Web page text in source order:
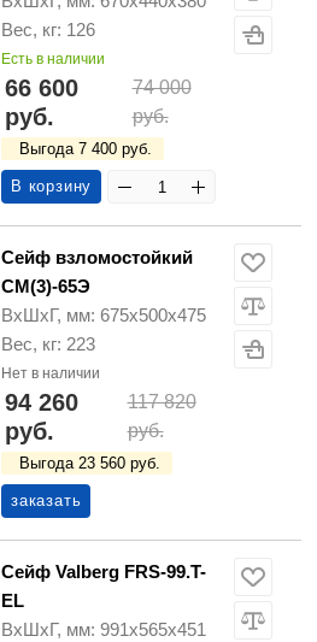
Вес, кг: 126
Есть в наличии
66 600
руб.
74 000
руб.
Выгода 7 400 руб.
В корзину
Сейф взломостойкий
СМ(3)-65Э
ВхШхГ, мм: 675х500х475
Вес, кг: 223
Нет в наличии
94 260
руб.
117 820
руб.
Выгода 23 560 руб.
заказать
Сейф Valberg FRS-99.T-
EL
ВхШхГ, мм: 991х565х451